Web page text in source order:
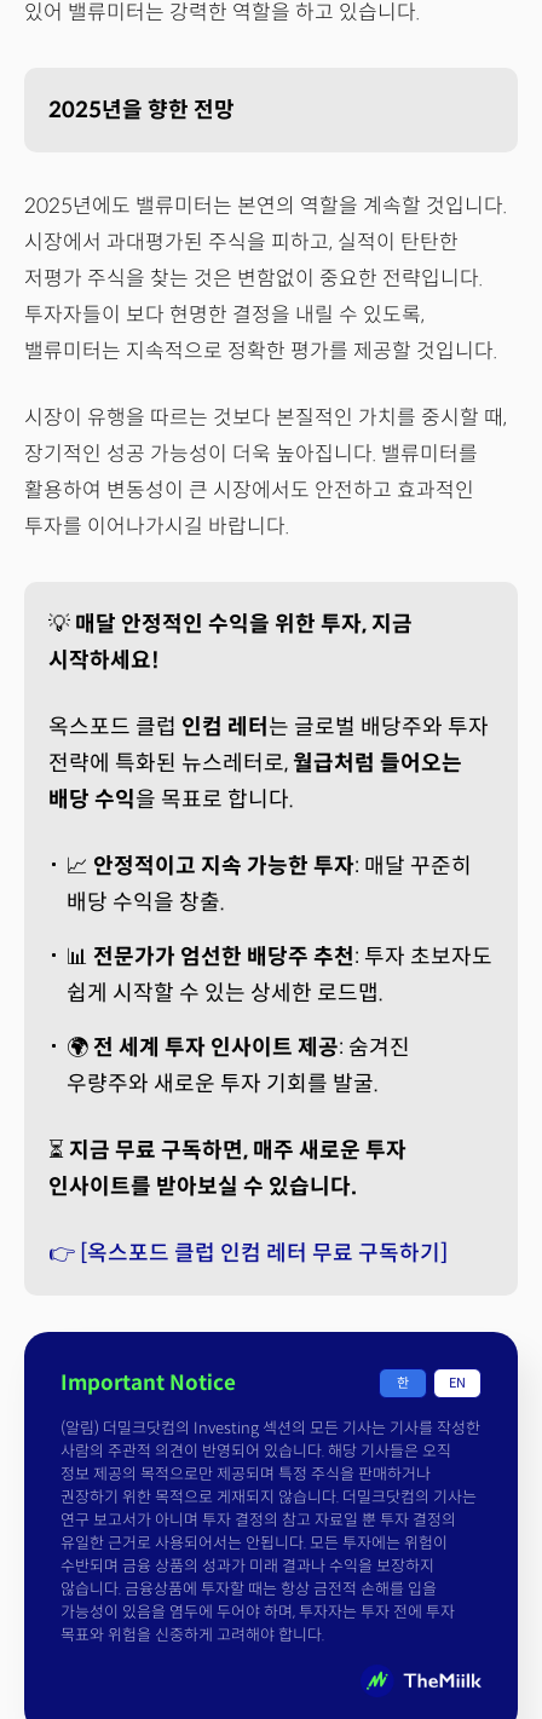
있어 밸류미터는 강력한 역할을 하고 있습니다.
2025년을 향한 전망
2025년에도 밸류미터는 본연의 역할을 계속할 것입니다.
시장에서 과대평가된 주식을 피하고, 실적이 탄탄한
저평가 주식을 찾는 것은 변함없이 중요한 전략입니다.
투자자들이 보다 현명한 결정을 내릴 수 있도록,
밸류미터는 지속적으로 정확한 평가를 제공할 것입니다.
시장이 유행을 따르는 것보다 본질적인 가치를 중시할 때,
장기적인 성공 가능성이 더욱 높아집니다. 밸류미터를
활용하여 변동성이 큰 시장에서도 안전하고 효과적인
투자를 이어나가시길 바랍니다.
💡 매달 안정적인 수익을 위한 투자, 지금
시작하세요!
옥스포드 클럽 인컴 레터 는 글로벌 배당주와 투자
전략에 특화된 뉴스레터로,월급처럼 들어오는
배당 수익을 목표로 합니다.
📈 안정적이고 지속 가능한 투자: 매달 꾸준히
배당 수익을 창출.
📊 전문가가 엄선한 배당주 추천: 투자 초보자도
쉽게 시작할 수 있는 상세한 로드맵.
🌍전 세계 투자 인사이트 제공: 숨겨진
우량주와 새로운 투자 기회를 발굴.
⏳지금 무료 구독하면, 매주 새로운 투자
인사이트를 받아보실 수 있습니다.
👉 [옥스포드 클럽 인컴 레터 무료 구독하기]
Important Notice 한 EN
(알림) 더밀크닷컴의 Investing 섹션의 모든 기사는 기사를 작성한
사람의 주관적 의견이 반영되어 있습니다. 해당 기사들은 오직
정보 제공의 목적으로만 제공되며 특정 주식을 판매하거나
권장하기 위한 목적으로 게재되지 않습니다. 더밀크닷컴의 기사는
연구 보고서가 아니며 투자 결정의 참고 자료일 뿐 투자 결정의
유일한 근거로 사용되어서는 안됩니다. 모든 투자에는 위험이
수반되며 금융 상품의 성과가 미래 결과나 수익을 보장하지
않습니다. 금융상품에 투자할 때는 항상 금전적 손해를 입을
가능성이 있음을 염두에 두어야 하며, 투자자는 투자 전에 투자
목표와 위험을 신중하게 고려해야 합니다.